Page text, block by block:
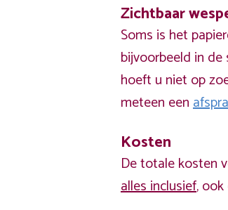
Zichtbaar
Soms is het
bijvoorbeeld in
hoeft u niet op
meteen een
Kosten
De totale kosten
alles inclusief,